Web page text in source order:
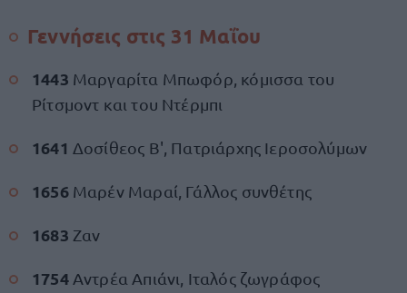
Γεννήσεις στις 31 Μαΐου
1443 Μαργαρίτα Μπωφόρ, κόμισσα του
Ρίτσμοντ και του Ντέρμπι
1641 Δοσίθεος Β', Πατριάρχης Ιεροσολύμων
1656 Μαρέν Μαραί, Γάλλος συνθέτης
1683 Ζαν
1754 Αντρέα Απιάνι, Ιταλός ζωγράφος